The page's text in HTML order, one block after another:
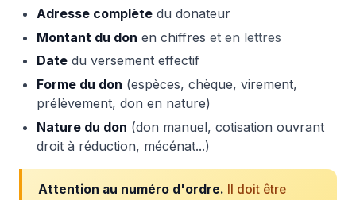
Adresse complète du donateur
Montant du don en chiffreset en lettres
Date du versement effectif
Forme du don (espèces, chèque, virement,
prélèvement, don en nature)
Nature du don (don manuel, cotisation ouvrant
droit à réduction, mécénat...)
Attention au numéro d'ordre. Il doit être